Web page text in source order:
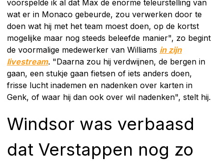
voorspelde ik al dat Max de enorme teleurstelling van
wat er in Monaco gebeurde, zou verwerken door te
doen wat hij met het team moest doen, op de kortst
mogelijke maar nog steeds beleefde manier", zo begint
de voormalige medewerker van Williams in zijn
livestream. "Daarna zou hij verdwijnen, de bergen in
gaan, een stukje gaan fietsen of iets anders doen,
frisse lucht inademen en nadenken over karten in
Genk, of waar hij dan ook over wil nadenken", stelt hij.
Windsor was verbaasd
dat Verstappen nog zo